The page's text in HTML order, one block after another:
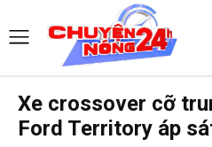
Xe crossover cỡ
Ford Territory áp